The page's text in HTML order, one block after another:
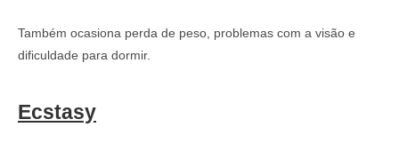
Também ocasiona perda de peso, problemas com a visão e
dificuldade para dormir.
Ecstasy